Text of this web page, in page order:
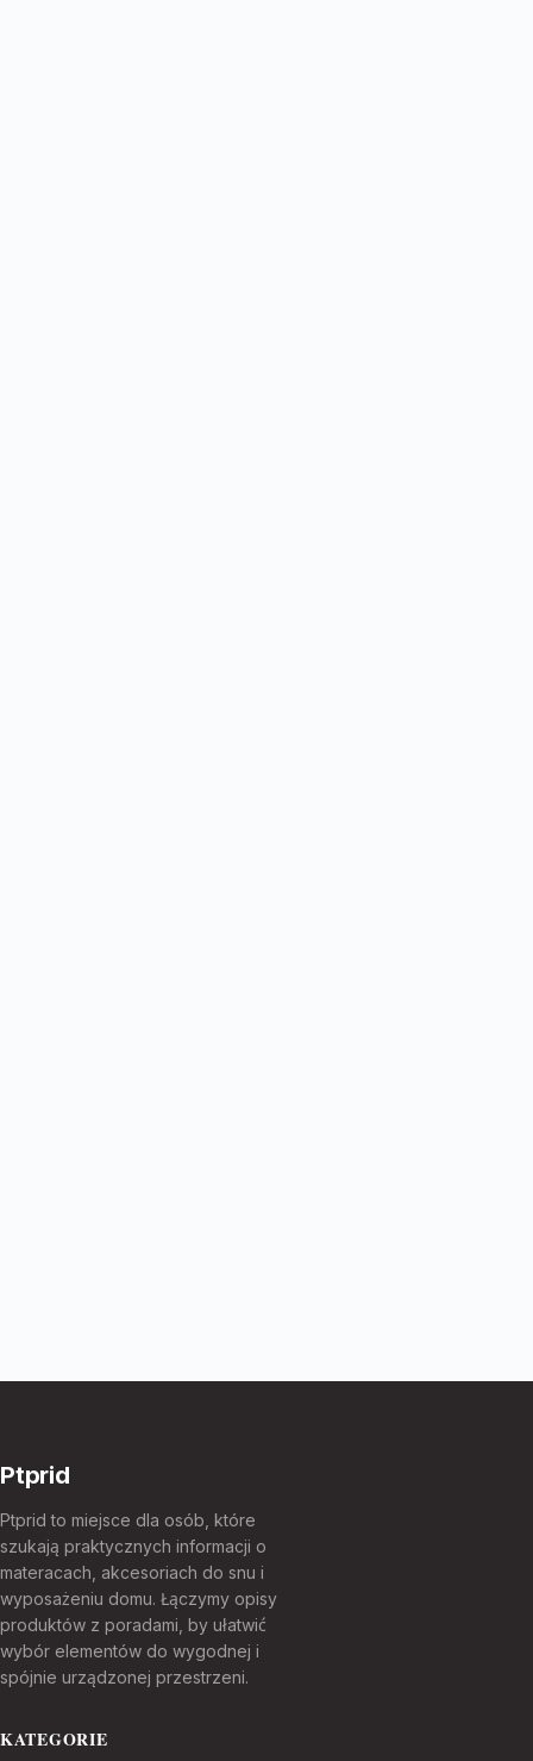
Ptprid
Ptprid to miejsce dla osób, które
szukają praktycznych informacji o
materacach, akcesoriach do snu i
wyposażeniu domu. Łączymy opisy
produktów z poradami, by ułatwić
wybór elementów do wygodnej i
spójnie urządzonej przestrzeni.
KATEGORIE